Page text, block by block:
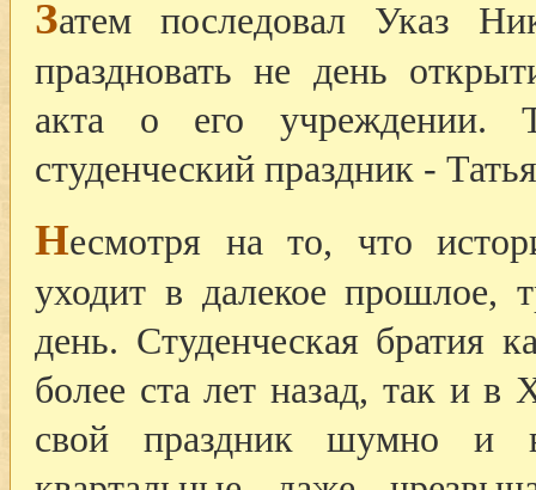
Затем последовал Указ
праздновать не день
акта о его учреждении.
студенческий праздник -
Несмотря на то, что
уходит в далекое прошлое,
день. Студенческая братия
более ста лет назад, так и в
свой праздник шумно и